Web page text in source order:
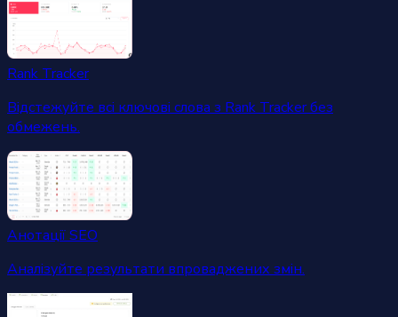
Rank Tracker
Відстежуйте всі ключові слова з Rank Tracker без
обмежень.
Анотації SEO
Аналізуйте результати впроваджених змін.